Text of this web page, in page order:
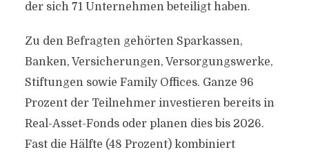
der sich 71 Unternehmen beteiligt haben.
Zu den Befragten gehörten Sparkassen,
Banken, Versicherungen, Versorgungswerke,
Stiftungen sowie Family Offices. Ganze 96
Prozent der Teilnehmer investieren bereits in
Real-Asset-Fonds oder planen dies bis 2026.
Fast die Hälfte (48 Prozent) kombiniert